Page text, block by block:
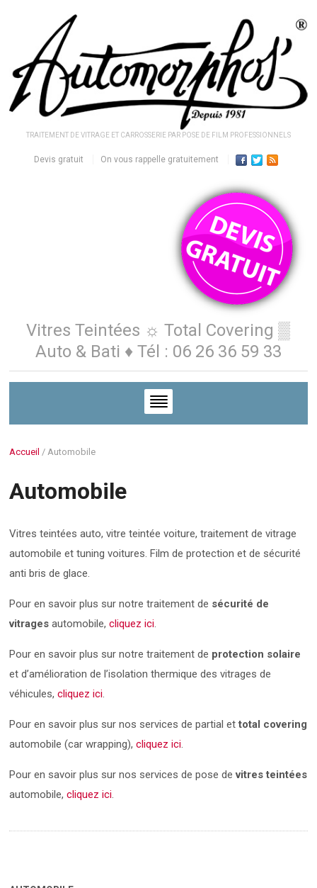
TRAITEMENT DE VITRAGE ET CARROSSERIE PAR POSE DE FILM PROFESSIONNELS
Devis gratuit On vous rappelle gratuitement
Vitres Teintées ☼ Total Covering ▒
Auto & Bati ♦ Tél : 06 26 36 59 33
Accueil / Automobile
Automobile
Vitres teintées auto, vitre teintée voiture, traitement de vitrage
automobile et tuning voitures. Film de protection et de sécurité
anti bris de glace.
Pour en savoir plus sur notre traitement de sécurité de
vitrages automobile,cliquez ici.
Pour en savoir plus sur notre traitement de protection solaire
et d’amélioration de l’isolation thermique des vitrages de
véhicules,cliquez ici.
Pour en savoir plus sur nos services de partial ettotal covering
automobile (car wrapping),cliquez ici.
Pour en savoir plus sur nos services de pose devitres teintées
automobile,cliquez ici.